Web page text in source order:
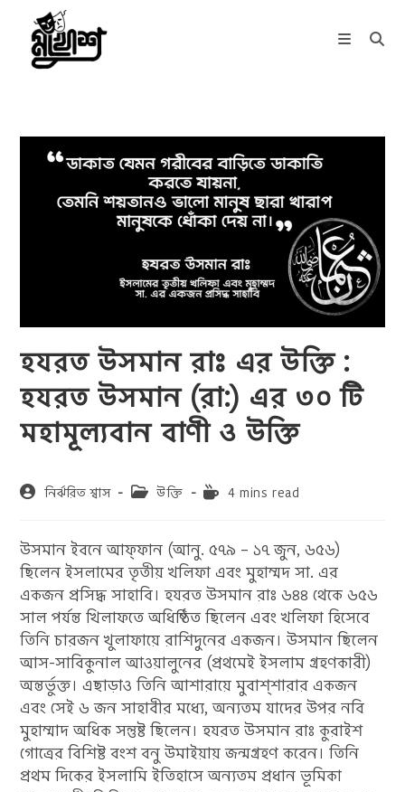
content
হযরত উসমান রাঃ এর উক্তি :
হযরত উসমান (রা:) এর ৩০ টি
মহামূল্যবান বাণী ও উক্তি
Postনির্ঝরিত শ্বাস
Postউক্তি
Reading4 mins read
উসমান ইবনে আফ্‌ফান (আনু. ৫৭৯ – ১৭ জুন, ৬৫৬)
ছিলেন ইসলামের তৃতীয় খলিফা এবং মুহাম্মদ সা. এর
একজন প্রসিদ্ধ সাহাবি। হযরত উসমান রাঃ ৬৪৪ থেকে ৬৫৬
সাল পর্যন্ত খিলাফতে অধিষ্ঠিত ছিলেন এবং খলিফা হিসেবে
তিনি চারজন খুলাফায়ে রাশিদুনের একজন। উসমান ছিলেন
আস-সাবিকুনাল আওয়ালুনের (প্রথমেই ইসলাম গ্রহণকারী)
অন্তর্ভুক্ত। এছাড়াও তিনি আশারায়ে মুবাশ্‌শারার একজন
এবং সেই ৬ জন সাহাবীর মধ্যে, অন্যতম যাদের উপর নবি
মুহাম্মাদ অধিক সন্তুষ্ট ছিলেন। হযরত উসমান রাঃ কুরাইশ
গোত্রের বিশিষ্ট বংশ বনু উমাইয়ায় জন্মগ্রহণ করেন। তিনি
প্রথম দিকের ইসলামি ইতিহাসে অন্যতম প্রধান ভূমিকা